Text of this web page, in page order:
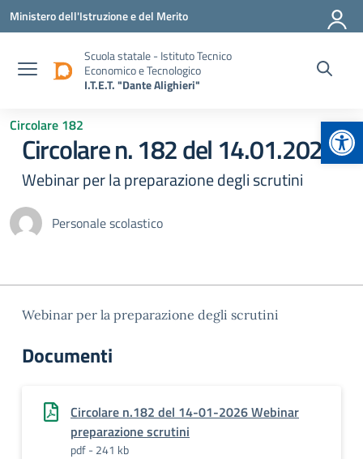
Vai ai contenuti
Vai al menu di navigazione
Vai al footer
Ministero dell'Istruzione e del Merito
Scuola statale - Istituto Tecnico
Economico e Tecnologico
I.T.E.T. "Dante Alighieri"
Circolare 182
Circolare n. 182 del 14.01.2026
Webinar per la preparazione degli scrutini
Personale scolastico
Webinar per la preparazione degli scrutini
Documenti
Circolare n.182 del 14-01-2026 Webinar
preparazione scrutini
pdf - 241 kb